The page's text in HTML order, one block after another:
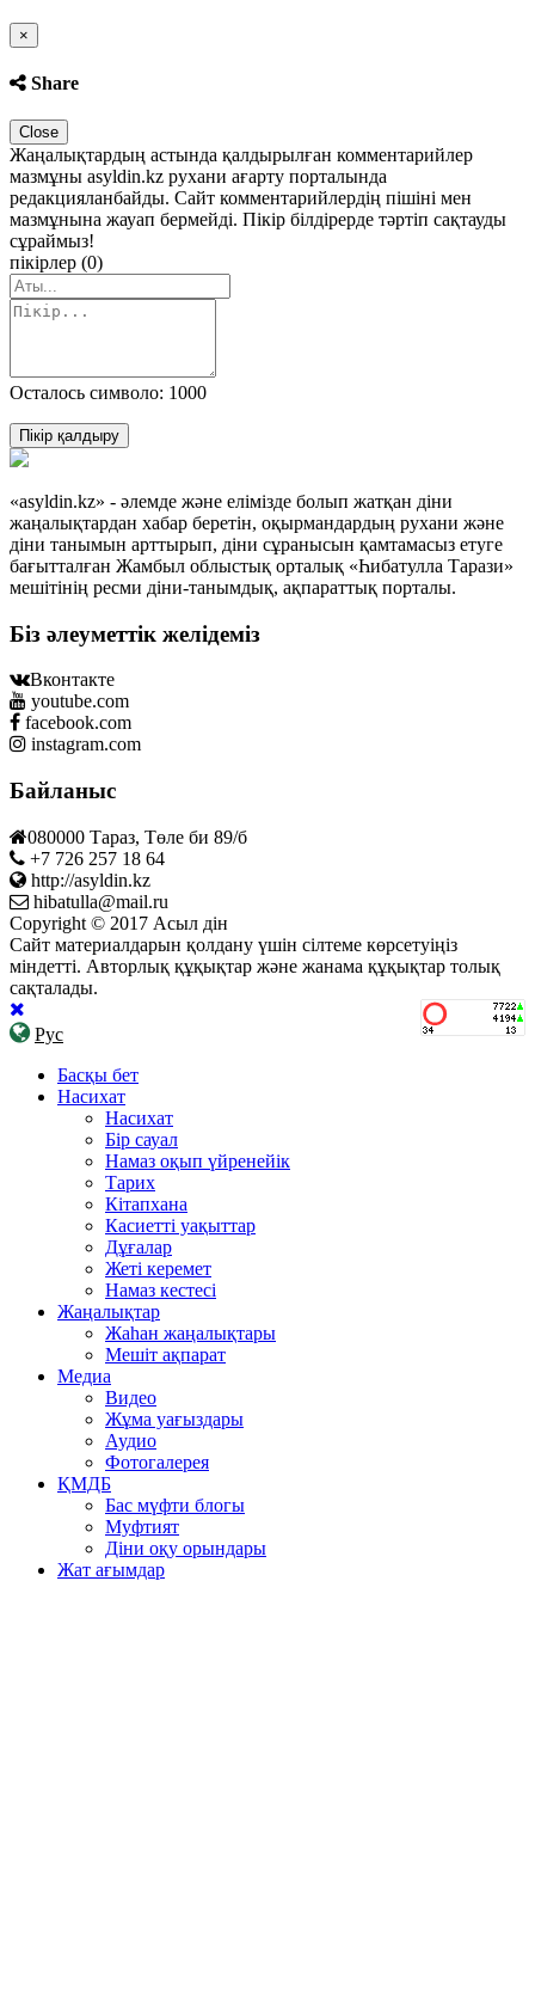
×
Share
Close
Жаңалықтардың астында қалдырылған комментарийлер
мазмұны asyldin.kz рухани ағарту порталында
редакцияланбайды. Сайт комментарийлердің пішіні мен
мазмұнына жауап бермейді. Пікір білдірерде тәртіп сақтауды
сұраймыз!
пікірлер (0)
Осталось символо: 1000
Пікір қалдыру
«asyldin.kz» - әлемде және елімізде болып жатқан діни
жаңалықтардан хабар беретін, оқырмандардың рухани және
діни танымын арттырып, діни сұранысын қамтамасыз етуге
бағытталған Жамбыл облыстық орталық «Һибатулла Тарази»
мешітінің ресми діни-танымдық, ақпараттық порталы.
Біз әлеуметтік желідеміз
Вконтакте
youtube.com
facebook.com
instagram.com
Байланыс
080000 Тараз, Төле би 89/б
+7 726 257 18 64
http://asyldin.kz
hibatulla@mail.ru
Copyright © 2017 Асыл дін
Сайт материалдарын қолдану үшін сілтеме көрсетуіңіз
міндетті. Авторлық құқықтар және жанама құқықтар толық
сақталады.
Рус
Басқы бет
Насихат
Насихат
Бір сауал
Намаз оқып үйренейік
Тарих
Кітапхана
Касиетті уақыттар
Дұғалар
Жеті керемет
Намаз кестесі
Жаңалықтар
Жаһан жаңалықтары
Мешіт ақпарат
Медиа
Видео
Жұма уағыздары
Аудио
Фотогалерея
ҚМДБ
Бас мүфти блогы
Муфтият
Діни оқу орындары
Жат ағымдар